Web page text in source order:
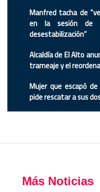
Manfred tacha de
en la sesión de
desestabilización”
Alcaldía de El Alto
trameaje y el
Mujer que escapó
pide rescatar a sus
Más Noticias